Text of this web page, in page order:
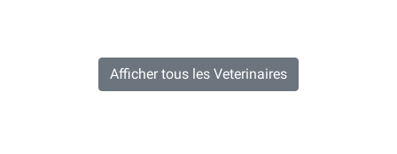
Afficher tous les Veterinaires